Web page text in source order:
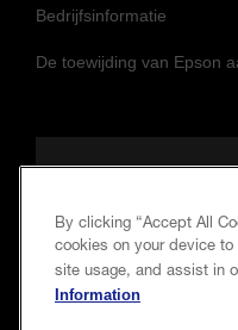
Bedrijfsinformatie
De toewijding van Epson
By clicking “Accept All
cookies on your device
site usage, and assist in
Information